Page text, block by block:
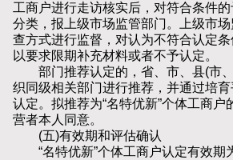
工商户进行走访核实后，对符合条件
分类，报上级市场监管部门。上级市
查方式进行监督，对认为不符合认定
以要求限期补充材料或者不予认定。
部门推荐认定的，省、市、县(市、
织同级相关部门进行推荐，并通过培
认定。拟推荐为“名特优新”个体工商户
营者本人同意。
(五)有效期和评估确认
“名特优新”个体工商户认定有效期